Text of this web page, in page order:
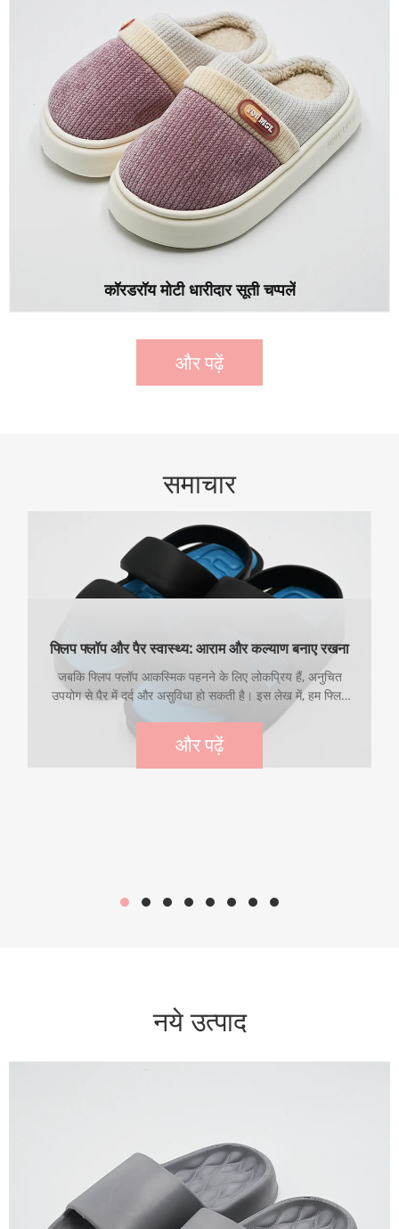
कॉरडरॉय मोटी धारीदार सूती चप्पलें
और पढ़ें
समाचार
फ्लिप फ्लॉप और पैर स्वास्थ्य: आराम और कल्याण बनाए रखना
जबकि फ्लिप फ्लॉप आकस्मिक पहनने के लिए लोकप्रिय हैं, अनुचित
उपयोग से पैर में दर्द और असुविधा हो सकती है। इस लेख में, हम फ्लिप
फ्लॉप और फुट हेल्थ के बीच संबंधों में तल्लीन करेंगे, इस फुटवियर पसंद
के लाभों का आनंद लेते हुए आराम, समर्थन और समग्र पैदल भलाई को
बनाए रखने के तरीके में अंतर्दृष्टि प्रदान करते हैं।
और पढ़ें
नये उत्पाद